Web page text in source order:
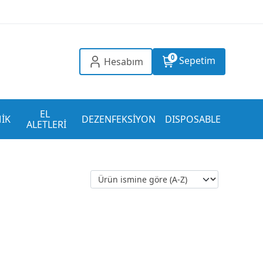
Hesabım 0 Sepetim
EL
ALETLERİ
DEZENFEKSİYON DISPOSABLE